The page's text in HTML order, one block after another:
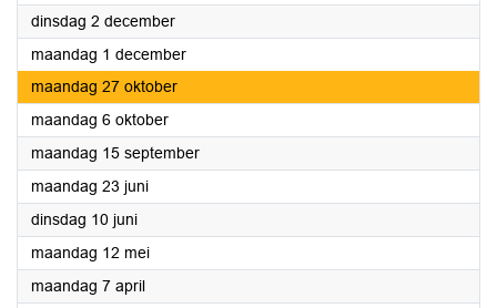
dinsdag 2 december2025
maandag 1 december2025
maandag 27 oktober2025
maandag 6 oktober2025
maandag 15 september2025
maandag 23 juni2025
dinsdag 10 juni2025
maandag 12 mei2025
maandag 7 april2025